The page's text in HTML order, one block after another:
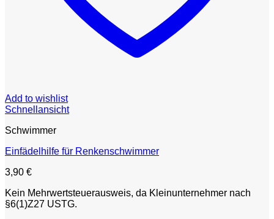
Add to wishlist
Schnellansicht
Schwimmer
Einfädelhilfe für Renkenschwimmer
3,90 €
Kein Mehrwertsteuerausweis, da Kleinunternehmer nach
§6(1)Z27 USTG.